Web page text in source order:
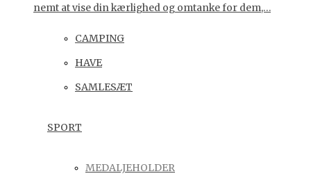
nemt at vise din kærlighed og omtanke for dem,…
CAMPING
HAVE
SAMLESÆT
SPORT
MEDALJEHOLDER